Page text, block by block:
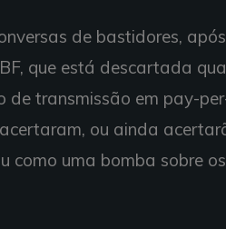
de bastidores,
que está descartada
de transmissão em pay-
ou ainda
como uma bomba sobre